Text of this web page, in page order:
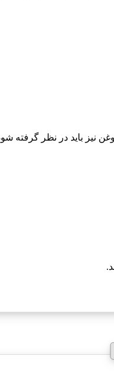
نیز باید در نظر گرفته